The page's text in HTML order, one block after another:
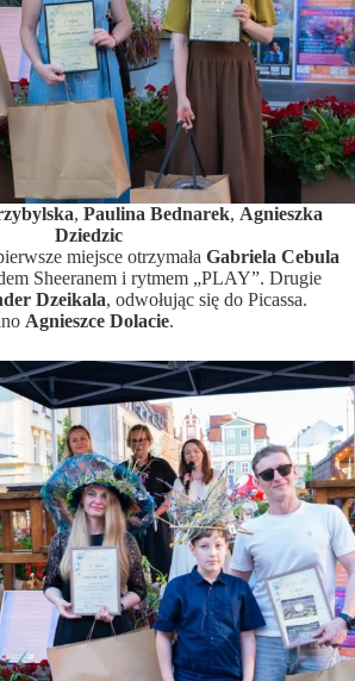
, Paulina Bednarek, Agnieszka
Dziedzic
miejsce otrzymała Gabriela Cebula
Sheeranem i rytmem „PLAY”. Drugie
Dzeikala, odwołując się do Picassa.
Agnieszce Dolacie.